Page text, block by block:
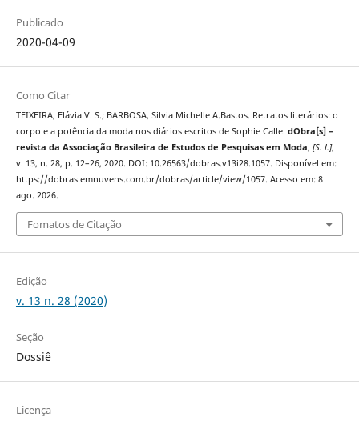
Publicado
2020-04-09
Como Citar
TEIXEIRA, Flávia V. S.; BARBOSA, Silvia Michelle A.Bastos. Retratos literários: o
corpo e a potência da moda nos diários escritos de Sophie Calle. dObra[s] –
revista da Associação Brasileira de Estudos de Pesquisas em Moda, [S. l.],
v. 13, n. 28, p. 12–26, 2020. DOI: 10.26563/dobras.v13i28.1057. Disponível em:
https://dobras.emnuvens.com.br/dobras/article/view/1057. Acesso em: 8
ago. 2026.
Fomatos de Citação
Edição
v. 13 n. 28 (2020)
Seção
Dossiê
Licença